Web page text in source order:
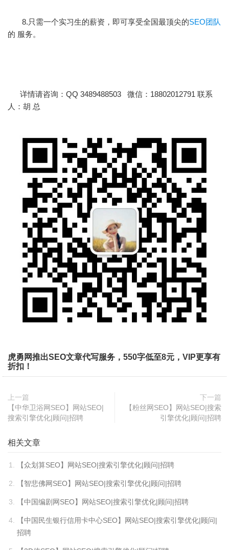
8.只需一个实习生的薪资，即可享受全国最顶尖的SEO团队
的 服务。
详情请咨询：QQ 3489488503 微信：18802012791 联系
人：胡 总
虎勇网推出SEO文章代写服务，550字低至8元，VIP更享有
折扣！
上一篇
【中华卫浴网SEO】网站SEO|
搜索引擎优化|顾问|招聘
下一篇
【粉丝网SEO】网站SEO|搜索
引擎优化|顾问|招聘
相关文章
【众划算SEO】网站SEO|搜索引擎优化|顾问|招聘
【智悲佛网SEO】网站SEO|搜索引擎优化|顾问|招聘
【中国编剧网SEO】网站SEO|搜索引擎优化|顾问|招聘
【中国民生银行信用卡中心SEO】网站SEO|搜索引擎优化|顾问|
招聘